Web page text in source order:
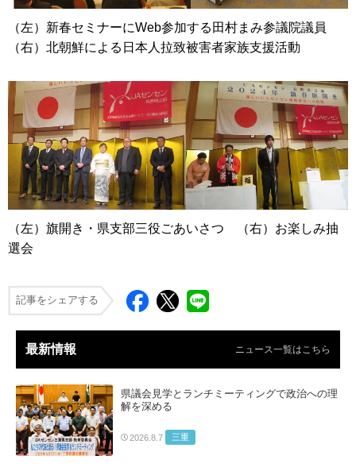
（左）新春セミナーにWeb参加する田村まみ参議院議員
（右）北朝鮮による日本人拉致被害者家族支援活動
（左）旗開き・県支部三役ごあいさつ （右）お楽しみ抽
選会
記事をシェアする
最新情報 ニュース一覧はこちら
県議会見学とランチミーティングで政治への理
解を深める
2026.8.7 三重